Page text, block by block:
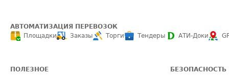
АВТОМАТИЗАЦИЯ ПЕРЕВОЗОК
Площадки
Заказы Торги Тендеры АТИ-Доки
ПОЛЕЗНОЕ БЕЗОПАСНОСТЬ